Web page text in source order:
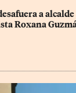
a
Roxana